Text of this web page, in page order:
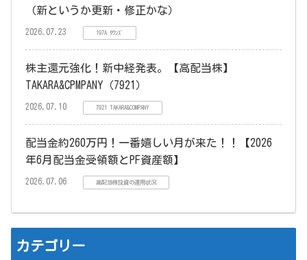
（新というか更新・修正かな）
2026.07.23 197A ﾀｳﾝｽﾞ
株主還元強化！新中経発表。【高配当株】
TAKARA&CPMPANY（7921）
2026.07.10 7921 TAKARA&COMPANY
配当金約260万円！一番嬉しい月が来た！！【2026
年6月配当金受領額とPF資産額】
2026.07.06 高配当株投資の運用状況
カテゴリー